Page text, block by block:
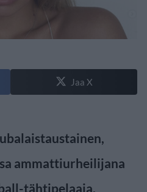
Jaa X
ammattiurheilijana
tähtipelaaja.